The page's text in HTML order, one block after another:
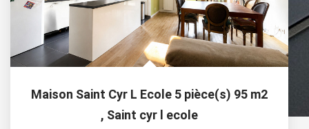
Maison Saint Cyr L Ecole 5 pièce(s) 95 m2
, Saint cyr l ecole